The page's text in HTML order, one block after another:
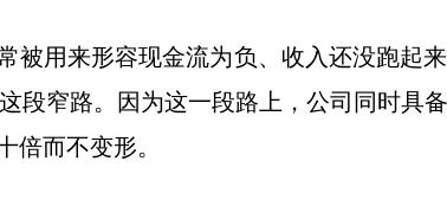
被用来形容现金流为负、收入还没跑
段窄路。因为这一段路上，公司同时
倍而不变形。